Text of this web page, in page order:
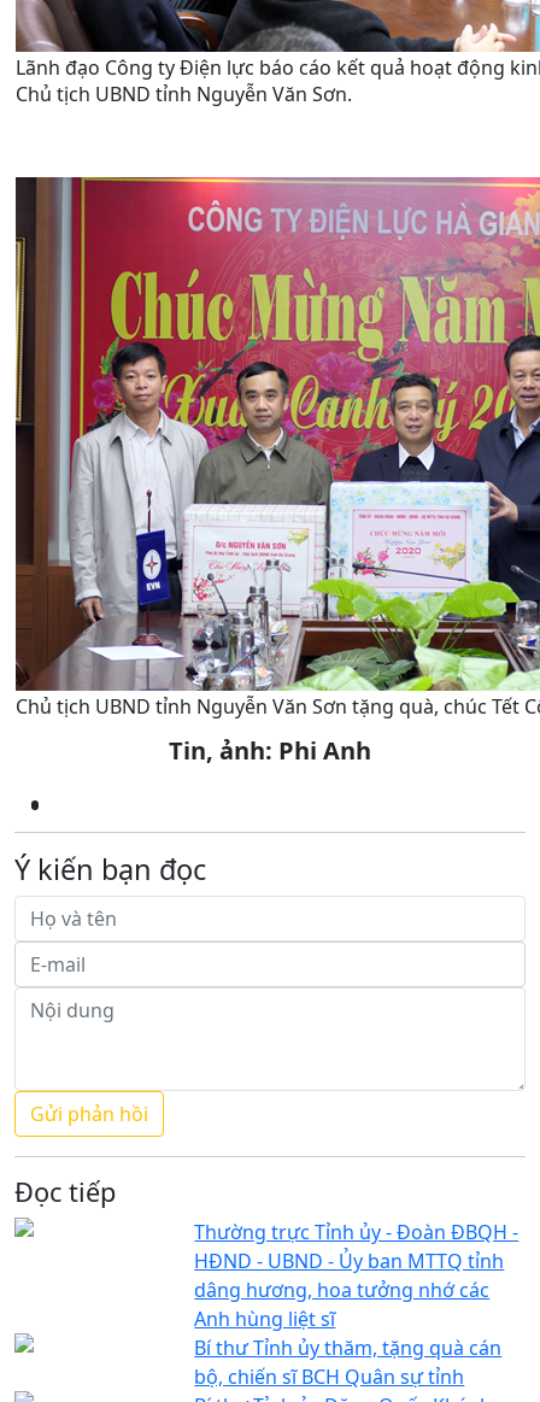
Lãnh đạo Công ty Điện lực báo cáo kết quả hoạt động
Chủ tịch UBND tỉnh Nguyễn Văn Sơn.
Chủ tịch UBND tỉnh Nguyễn Văn Sơn tặng quà, chúc Tết
Tin, ảnh: Phi Anh
Ý kiến bạn đọc
Đọc tiếp
Thường trực Tỉnh ủy - Đoàn ĐBQH -
HĐND - UBND - Ủy ban MTTQ tỉnh
dâng hương, hoa tưởng nhớ các
Anh hùng liệt sĩ
Bí thư Tỉnh ủy thăm, tặng quà cán
bộ, chiến sĩ BCH Quân sự tỉnh